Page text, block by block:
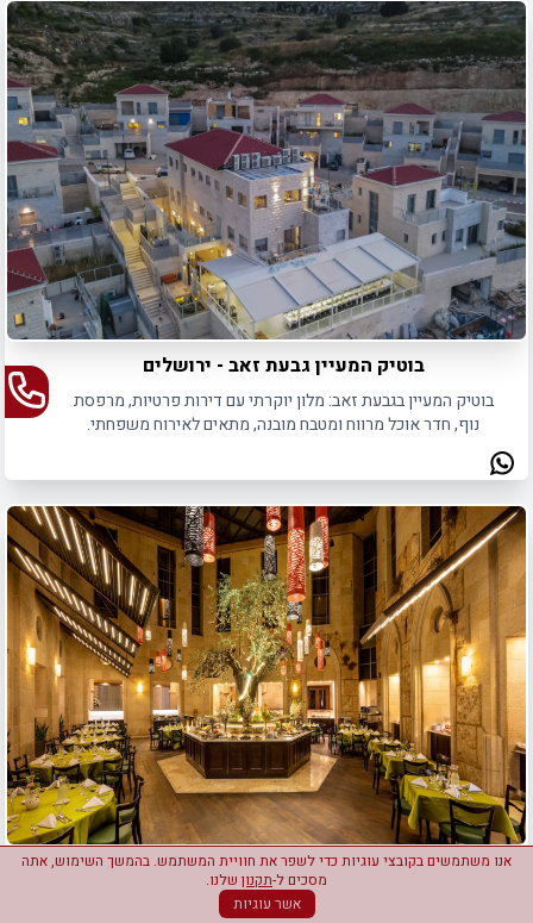
בוטיק המעיין גבעת זאב - ירושלים
בוטיק המעיין בגבעת זאב: מלון יוקרתי עם דירות פרטיות, מרפסת
נוף, חדר אוכל מרווח ומטבח מובנה, מתאים לאירוח משפחתי.
מלון עץ הזית - ירושלים
אנו משתמשים בקובצי עוגיות כדי לשפר את חוויית המשתמש. בהמשך השימוש, אתה
מסכים ל-תקנון שלנו.
אשר עוגיות